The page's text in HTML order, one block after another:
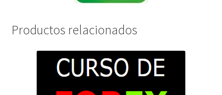
Productos relacionados